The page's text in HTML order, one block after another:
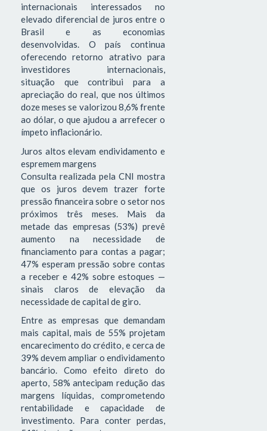
internacionais interessados no
elevado diferencial de juros entre o
Brasil e as economias
desenvolvidas. O país continua
oferecendo retorno atrativo para
investidores internacionais,
situação que contribui para a
apreciação do real, que nos últimos
doze meses se valorizou 8,6% frente
ao dólar, o que ajudou a arrefecer o
ímpeto inflacionário.
Juros altos elevam endividamento e
espremem margens
Consulta realizada pela CNI mostra
que os juros devem trazer forte
pressão financeira sobre o setor nos
próximos três meses. Mais da
metade das empresas (53%) prevê
aumento na necessidade de
financiamento para contas a pagar;
47% esperam pressão sobre contas
a receber e 42% sobre estoques —
sinais claros de elevação da
necessidade de capital de giro.
Entre as empresas que demandam
mais capital, mais de 55% projetam
encarecimento do crédito, e cerca de
39% devem ampliar o endividamento
bancário. Como efeito direto do
aperto, 58% antecipam redução das
margens líquidas, comprometendo
rentabilidade e capacidade de
investimento. Para conter perdas,